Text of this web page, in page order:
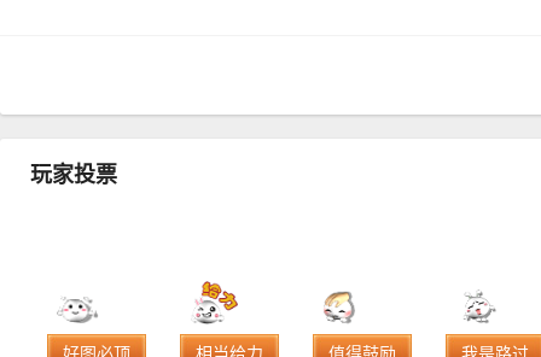
玩家投票